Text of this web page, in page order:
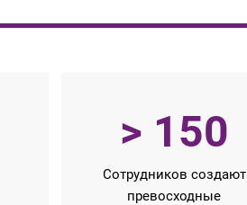
> 150
Сотрудников создают
превосходные